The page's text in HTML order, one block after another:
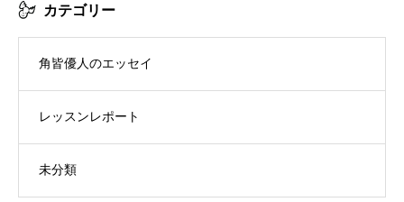
カテゴリー
角皆優人のエッセイ
レッスンレポート
未分類